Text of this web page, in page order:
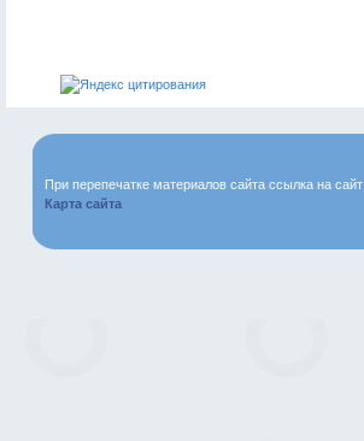
При перепечатке материалов сайта ссылка на сайт
Карта сайта